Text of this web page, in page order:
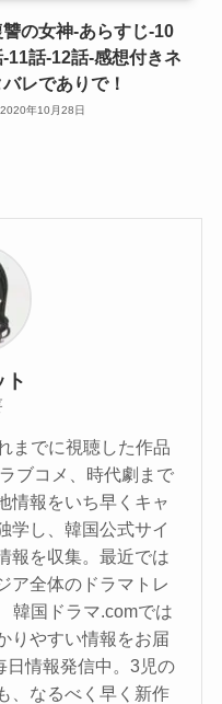
讐の女神-あらすじ-10
11話-12話-感想付きネ
バレでありで！
2020年10月28日
ト
までに視聴した作品
ブコメ、時代劇まで
情報をいち早くキャ
学し、韓国公式サイ
報を収集。最近では
ア全体のドラマトレ
韓国ドラマ.comでは
りやすい情報をお届
日情報発信中。3児の
、なるべく早く新作